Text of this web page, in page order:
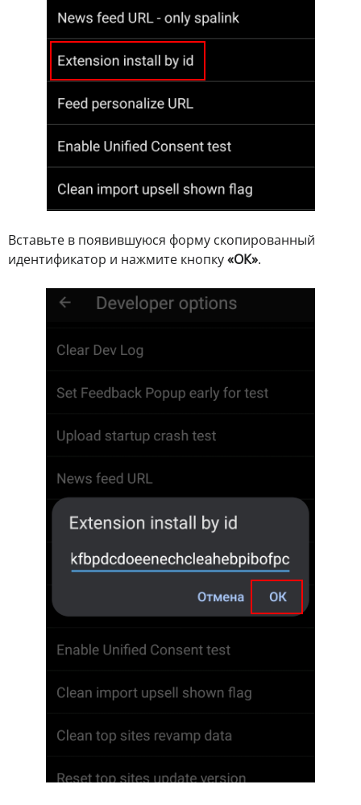
Вставьте в появившуюся форму скопированный
идентификатор и нажмите кнопку«ОК».